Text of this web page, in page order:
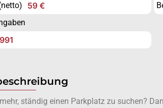
59 €
ständig einen Parkplatz zu suchen?